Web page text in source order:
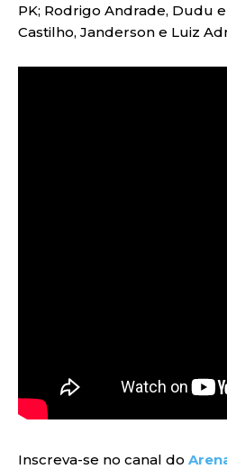
PK; Rodrigo Andrade, Dudu
Castilho, Janderson e Luiz
Inscreva-se no canal do